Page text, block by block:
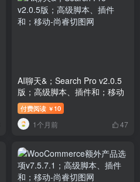
AI聊天&；Search Pro v2.0.5
版；高级脚本、插件和；移动
付费阅读 ￥ 10
1个月前 47